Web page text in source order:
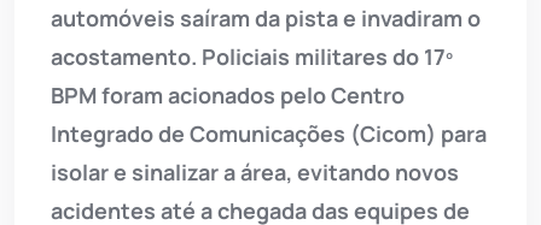
automóveis saíram da pista e invadiram o
acostamento. Policiais militares do 17º
BPM foram acionados pelo Centro
Integrado de Comunicações (Cicom) para
isolar e sinalizar a área, evitando novos
acidentes até a chegada das equipes de